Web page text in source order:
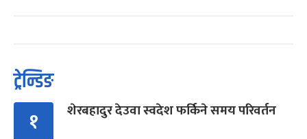
ट्रेन्डिङ
१ शेरबहादुर देउवा स्वदेश फर्किने समय परिवर्तन